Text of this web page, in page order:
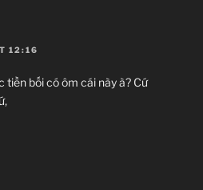
12:16
tiền bối có ôm cái này à? Cứ